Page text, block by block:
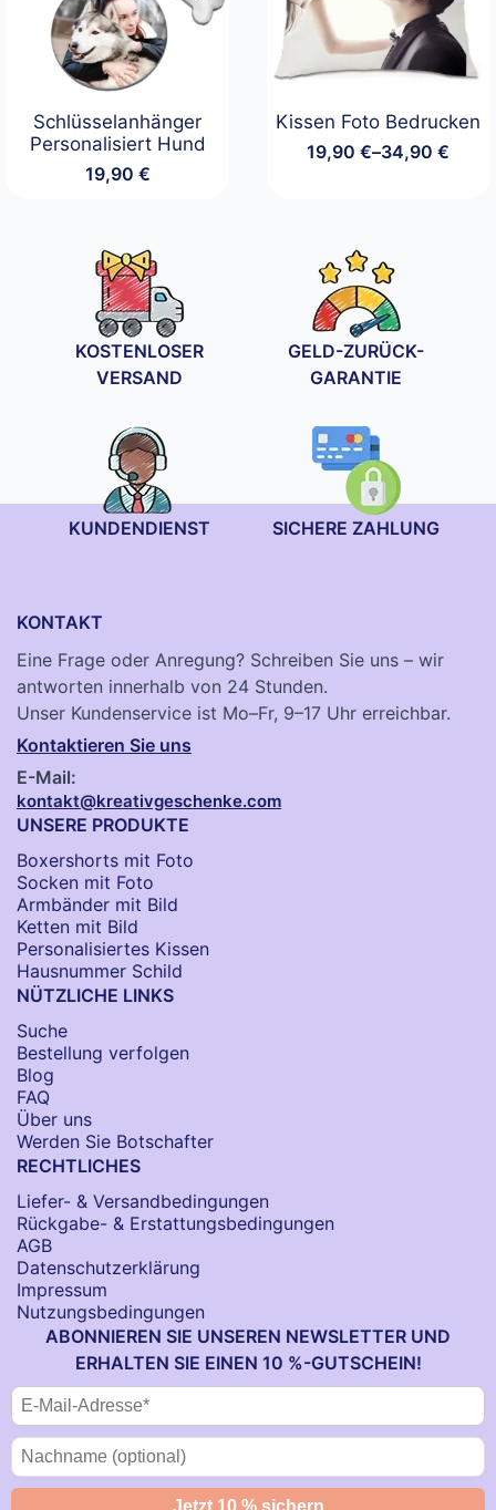
Schlüsselanhänger
Personalisiert Hund
19,90 €
Kissen Foto Bedrucken
19,90€–34,90€
Preisspanne:
KOSTENLOSER
VERSAND
GELD-ZURÜCK-
GARANTIE
KUNDENDIENST SICHERE ZAHLUNG
KONTAKT
Eine Frage oder Anregung? Schreiben Sie uns – wir
antworten innerhalb von 24 Stunden.
Unser Kundenservice ist Mo–Fr, 9–17 Uhr erreichbar.
Kontaktieren Sie uns
E-Mail:
kontakt@kreativgeschenke.com
UNSERE PRODUKTE
Boxershorts mit Foto
Socken​ mit Foto
Armbänder mit Bild​
Ketten mit Bild
Personalisiertes Kissen
Hausnummer Schild
NÜTZLICHE LINKS
Suche
Bestellung verfolgen
Blog
FAQ
Über uns
Werden Sie Botschafter
RECHTLICHES
Liefer- & Versandbedingungen
Rückgabe- & Erstattungsbedingungen
AGB
Datenschutzerklärung
Impressum
Nutzungsbedingungen
ABONNIEREN SIE UNSEREN NEWSLETTER UND
ERHALTEN SIE EINEN 10 %-GUTSCHEIN!